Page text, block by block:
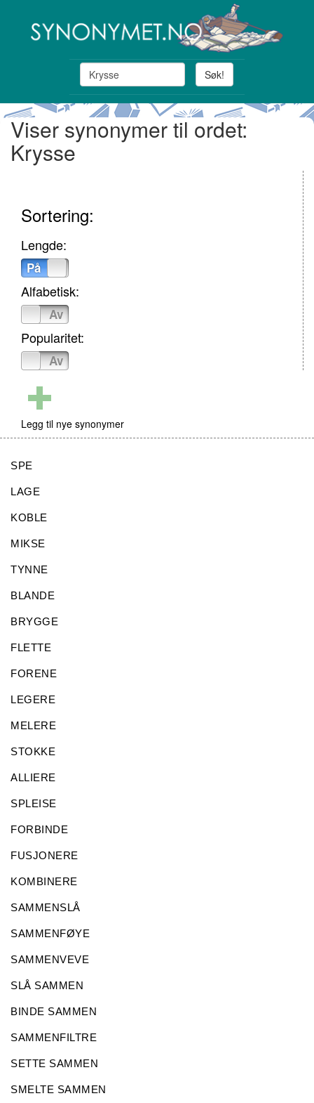
Søk!
Viser synonymer til ordet:
Krysse
Sortering:
Lengde:
På
Alfabetisk:
Av
Popularitet:
Av
Legg til nye synonymer
SPE
LAGE
KOBLE
MIKSE
TYNNE
BLANDE
BRYGGE
FLETTE
FORENE
LEGERE
MELERE
STOKKE
ALLIERE
SPLEISE
FORBINDE
FUSJONERE
KOMBINERE
SAMMENSLÅ
SAMMENFØYE
SAMMENVEVE
SLÅ SAMMEN
BINDE SAMMEN
SAMMENFILTRE
SETTE SAMMEN
SMELTE SAMMEN